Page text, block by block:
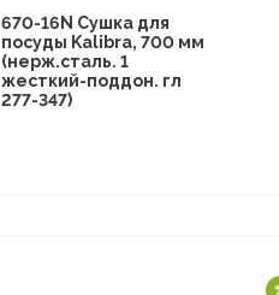
670-16N Сушка для
посуды Kalibra, 700 мм
(нерж.сталь. 1
жесткий-поддон. гл
277-347)